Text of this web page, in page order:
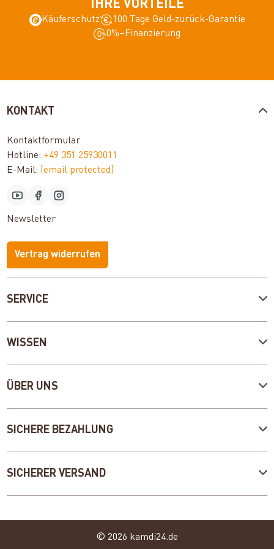
IHRE VORTEILE
Käuferschutz
100 Tage Geld-zurück-Garantie
0%–Finanzierung
SERVICE
WISSEN
ÜBER UNS
KONTAKT
Kontaktformular
Hotline: +49 351 25930011
E-Mail:
[email protected]
Newsletter
Vertrag widerrufen
SICHERE BEZAHLUNG
SICHERER VERSAND
© 2026 kamdi24.de